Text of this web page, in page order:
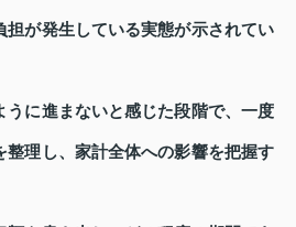
担が発生している実態が示されてい
うに進まないと感じた段階で、一度
整理し、家計全体への影響を把握す